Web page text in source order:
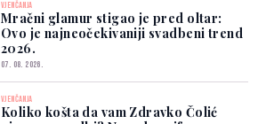
VJENČANJA
Mračni glamur stigao je pred oltar:
Ovo je najneočekivaniji svadbeni trend
2026.
07. 08. 2026.
VJENČANJA
Koliko košta da vam Zdravko Čolić